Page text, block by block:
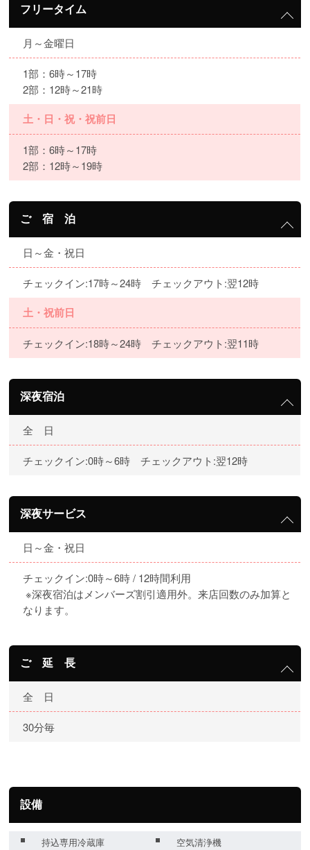
フリータイム
月～金曜日
1部：6時～17時
2部：12時～21時
土・日・祝・祝前日
1部：6時～17時
2部：12時～19時
ご 宿 泊
日～金・祝日
チェックイン:17時～24時 チェックアウト:翌12時
土・祝前日
チェックイン:18時～24時 チェックアウト:翌11時
深夜宿泊
全 日
チェックイン:0時～6時 チェックアウト:翌12時
深夜サービス
日～金・祝日
チェックイン:0時～6時 / 12時間利用
※深夜宿泊はメンバーズ割引適用外。来店回数のみ加算と
なります。
ご 延 長
全 日
30分毎
設備
持込専用冷蔵庫
空気清浄機